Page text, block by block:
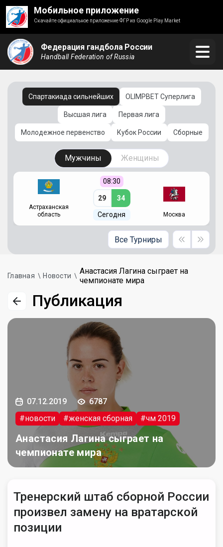
Мобильное приложение
Скачайте официальное приложение ФГР из Google Play Market
Федерация гандбола России
Handball Federation of Russia
Спартакиада сильнейших OLIMPBET Суперлига
Высшая лига Первая лига
Молодежное первенство Кубок России Сборные
Мужчины Женщины
Астраханская
область
08:30
29 34
Сегодня Москва
Все Турниры
Главная Новости
Анастасия Лагина сыграет на
чемпионате мира
Публикация
07.12.2019
6787
#новости
#женская сборная #чм 2019
Анастасия Лагина сыграет на
чемпионате мира
Тренерский штаб сборной России
произвел замену на вратарской
позиции